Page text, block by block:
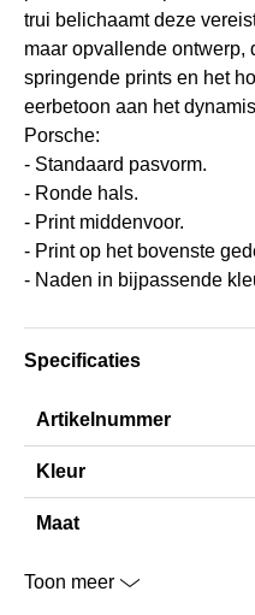
trui belichaamt deze
maar opvallende ontwerp,
springende prints en het
eerbetoon aan het
Porsche:
- Standaard pasvorm.
- Ronde hals.
- Print middenvoor.
- Print op het bovenste
- Naden in bijpassende
Specificaties
Artikelnummer
Kleur
Maat
Toon meer